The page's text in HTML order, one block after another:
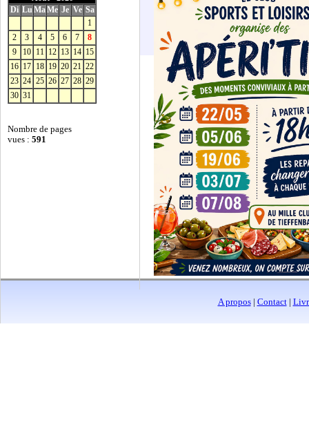
Di Lu MaMe Je Ve Sa
1
2
3 4 5 6 7
8
9
10 11 12 13 14 15
16 17 18 19 20 21 22
23 24 25 26 27 28 29
30 31
Nombre de pages
vues : 591
A propos| Contact|